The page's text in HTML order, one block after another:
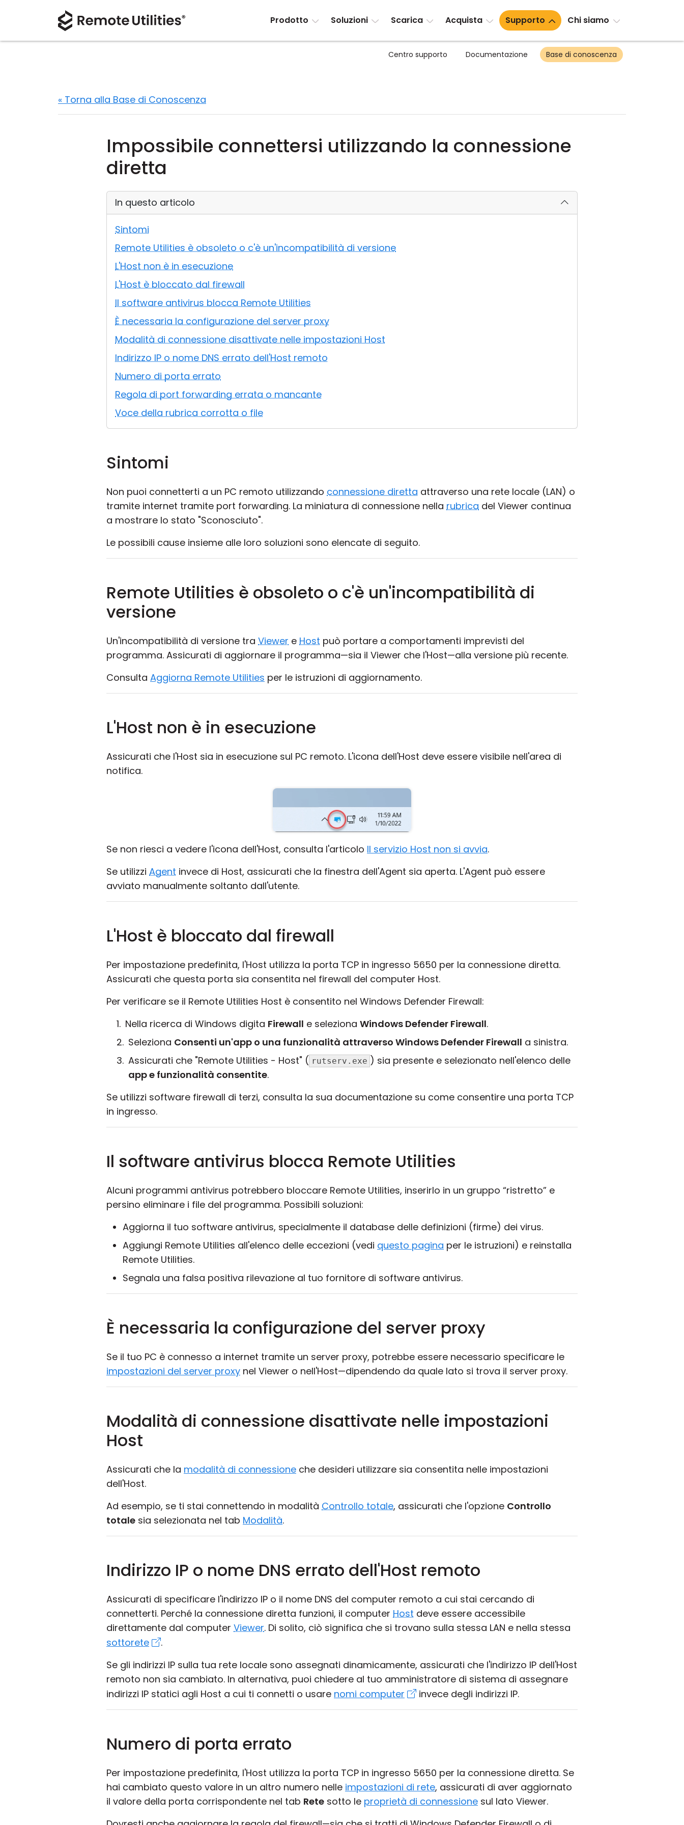
Prodotto Soluzioni Scarica Acquista Supporto Chi siamo
Centro supporto Documentazione Base di conoscenza
« Torna alla Base di Conoscenza
Impossibile connettersi utilizzando la connessione
diretta
In questo articolo
Sintomi
Remote Utilities è obsoleto o c'è un'incompatibilità di versione
L'Host non è in esecuzione
L'Host è bloccato dal firewall
Il software antivirus blocca Remote Utilities
È necessaria la configurazione del server proxy
Modalità di connessione disattivate nelle impostazioni Host
Indirizzo IP o nome DNS errato dell'Host remoto
Numero di porta errato
Regola di port forwarding errata o mancante
Voce della rubrica corrotta o file
Sintomi
Non puoi connetterti a un PC remoto utilizzando connessione diretta attraverso una rete locale (LAN) o
tramite internet tramite port forwarding. La miniatura di connessione nella rubrica del Viewer continua
a mostrare lo stato "Sconosciuto".
Le possibili cause insieme alle loro soluzioni sono elencate di seguito.
Remote Utilities è obsoleto o c'è un'incompatibilità di
versione
Un'incompatibilità di versione tra Viewer e Host può portare a comportamenti imprevisti del
programma. Assicurati di aggiornare il programma—sia il Viewer che l'Host—alla versione più recente.
Consulta Aggiorna Remote Utilities per le istruzioni di aggiornamento.
L'Host non è in esecuzione
Assicurati che l'Host sia in esecuzione sul PC remoto. L'icona dell'Host deve essere visibile nell'area di
notifica.
Se non riesci a vedere l'icona dell'Host, consulta l'articolo Il servizio Host non si avvia.
Se utilizzi Agent invece di Host, assicurati che la finestra dell'Agent sia aperta. L'Agent può essere
avviato manualmente soltanto dall'utente.
L'Host è bloccato dal firewall
Per impostazione predefinita, l'Host utilizza la porta TCP in ingresso 5650 per la connessione diretta.
Assicurati che questa porta sia consentita nel firewall del computer Host.
Per verificare se il Remote Utilities Host è consentito nel Windows Defender Firewall:
Nella ricerca di Windows digita Firewall e seleziona Windows Defender Firewall.
Seleziona Consenti un'app o una funzionalità attraverso Windows Defender Firewall a sinistra.
Assicurati che "Remote Utilities - Host" ( rutserv.exe ) sia presente e selezionato nell'elenco delle
app e funzionalità consentite.
Se utilizzi software firewall di terzi, consulta la sua documentazione su come consentire una porta TCP
in ingresso.
Il software antivirus blocca Remote Utilities
Alcuni programmi antivirus potrebbero bloccare Remote Utilities, inserirlo in un gruppo “ristretto” e
persino eliminare i file del programma. Possibili soluzioni:
Aggiorna il tuo software antivirus, specialmente il database delle definizioni (firme) dei virus.
Aggiungi Remote Utilities all'elenco delle eccezioni (vedi questo pagina per le istruzioni) e reinstalla
Remote Utilities.
Segnala una falsa positiva rilevazione al tuo fornitore di software antivirus.
È necessaria la configurazione del server proxy
Se il tuo PC è connesso a internet tramite un server proxy, potrebbe essere necessario specificare le
impostazioni del server proxy nel Viewer o nell'Host—dipendendo da quale lato si trova il server proxy.
Modalità di connessione disattivate nelle impostazioni
Host
Assicurati che la modalità di connessione che desideri utilizzare sia consentita nelle impostazioni
dell'Host.
Ad esempio, se ti stai connettendo in modalità Controllo totale, assicurati che l'opzione Controllo
totale sia selezionata nel tab Modalità.
Indirizzo IP o nome DNS errato dell'Host remoto
Assicurati di specificare l'indirizzo IP o il nome DNS del computer remoto a cui stai cercando di
connetterti. Perché la connessione diretta funzioni, il computer Host deve essere accessibile
direttamente dal computer Viewer. Di solito, ciò significa che si trovano sulla stessa LAN e nella stessa
sottorete
.
Se gli indirizzi IP sulla tua rete locale sono assegnati dinamicamente, assicurati che l'indirizzo IP dell'Host
remoto non sia cambiato. In alternativa, puoi chiedere al tuo amministratore di sistema di assegnare
indirizzi IP statici agli Host a cui ti connetti o usare nomi computer invece degli indirizzi IP.
Numero di porta errato
Per impostazione predefinita, l'Host utilizza la porta TCP in ingresso 5650 per la connessione diretta. Se
hai cambiato questo valore in un altro numero nelle impostazioni di rete, assicurati di aver aggiornato
il valore della porta corrispondente nel tab Rete sotto le proprietà di connessione sul lato Viewer.